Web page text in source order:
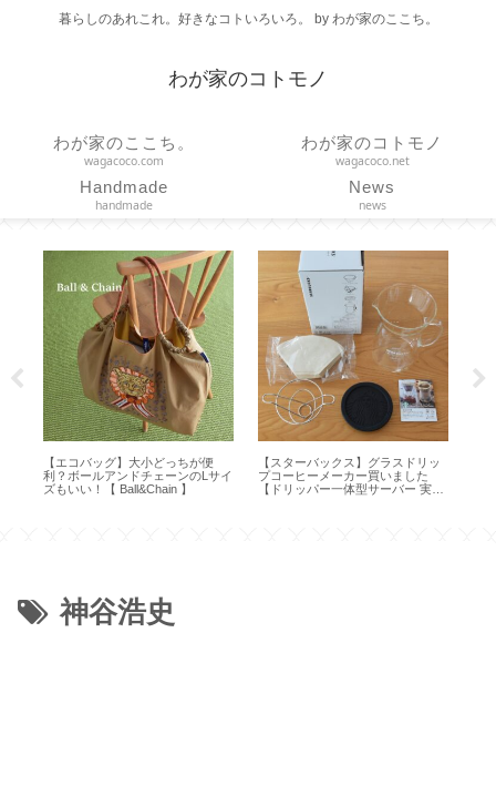
暮らしのあれこれ。好きなコトいろいろ。 by わが家のここち。
わが家のコトモノ
わが家のここち。
wagacoco.com
わが家のコトモノ
wagacoco.net
Handmade
handmade
News
news
【スターバックス】グラスドリッ
プコーヒーメーカー買いました
【ドリッパー一体型サーバー 実用
【 GODIVA Club 】ゴディバからの
クリスマスプレゼント 2022 【ダ
イヤモンド会員特典】
神谷浩史